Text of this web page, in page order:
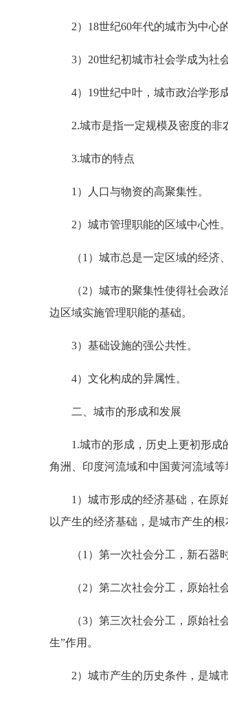
2）18世纪60年代的城市为中心的
3）20世纪初城市社会学成为社会
4）19世纪中叶，城市政治学形成
2.城市是指一定规模及密度的非农
3.城市的特点
1）人口与物资的高聚集性。
2）城市管理职能的区域中心性。
（1）城市总是一定区域的经济、
（2）城市的聚集性使得社会政治
边区域实施管理职能的基础。
3）基础设施的强公共性。
4）文化构成的异属性。
二、城市的形成和发展
1.城市的形成，历史上更初形成
角洲、印度河流域和中国黄河流域
1）城市形成的经济基础，在原始
以产生的经济基础，是城市产生的根
（1）第一次社会分工，新石器
（2）第二次社会分工，原始社
（3）第三次社会分工，原始社
生”作用。
2）城市产生的历史条件，是城市